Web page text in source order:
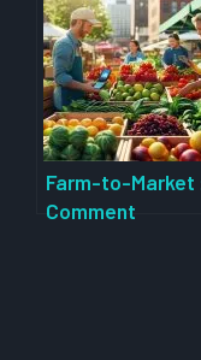
transformation
digitale et data
intelligence
Farm-to-Market
Comment